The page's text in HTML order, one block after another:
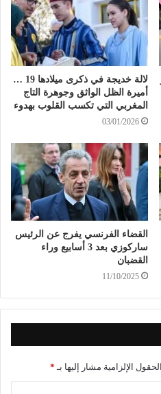
لالة خديجة في ذكرى ميلادها 19 …
أميرة الظل الواثق وجوهرة التاج
المغربي التي تكسب القلوب بهدوء
03/01/2026
القضاء الفرنسي يفرج عن الرئيس
ساركوزي بعد 3 أسابيع وراء
القضبان
11/10/2025
الحقول الإلزامية مشار إليها بـ *